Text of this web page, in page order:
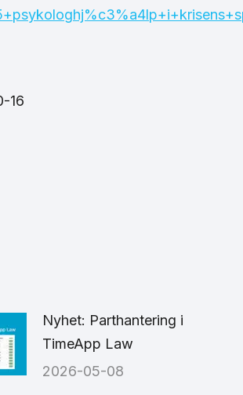
16
Nyhet: Parthantering i
TimeApp Law
2026-05-08